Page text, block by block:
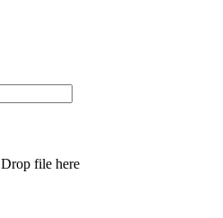
Drop file here